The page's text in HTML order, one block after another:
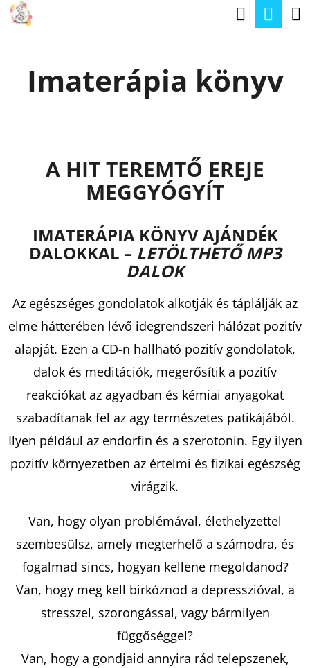
Ugrás
tartalomhoz
Imaterápia könyv
A HIT TEREMTŐ EREJE
MEGGYÓGYÍT
IMATERÁPIA KÖNYV AJÁNDÉK
DALOKKAL – LETÖLTHETŐ MP3
DALOK
Az egészséges gondolatok alkotják és táplálják az
elme hátterében lévő idegrendszeri hálózat pozitív
alapját. Ezen a CD-n hallható pozitív gondolatok,
dalok és meditációk, megerősítik a pozitív
reakciókat az agyadban és kémiai anyagokat
szabadítanak fel az agy természetes patikájából.
Ilyen például az endorfin és a szerotonin. Egy ilyen
pozitív környezetben az értelmi és fizikai egészség
virágzik.
Van, hogy olyan problémával, élethelyzettel
szembesülsz, amely megterhelő a számodra, és
fogalmad sincs, hogyan kellene megoldanod?
Van, hogy meg kell birkóznod a depresszióval, a
stresszel, szorongással, vagy bármilyen
függőséggel?
Van, hogy a gondjaid annyira rád telepszenek,
K
KERESÉS
A
J
Á
N
K
ARISTOTLE
SODRÁSÁBAN